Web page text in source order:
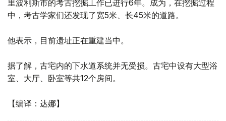
里波利斯市的考古挖掘工作已进行6年。成为，在挖掘过程
中，考古学家们还发现了宽5米、长45米的道路。
他表示，目前遗址正在重建当中。
据了解，古宅内的下水道系统并无受损。古宅中设有大型浴
室、大厅、卧室等共12个房间。
【编译：达娜】